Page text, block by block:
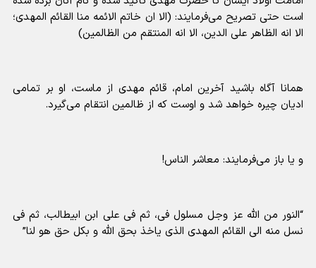
است حتی تصریح می‌فرمایند: (الا ان خاتم الائمه منا القائم المهدی؛
الا انه الظاهر علی الدین، الا انه المنتقم من الظالمین)
همانا آگاه باشید آخرین امام، قائم مهدی از ماست، او بر تمامی
ادیان چیره خواهد شد و اوست که از ظالمین انتقام می‌گیرد.
و یا باز می‌فرمایند: معاشر الناس!
“النور من الله عز وجل مسلول فی، ثم فی علی ابن ابیطالب، ثم فی
نسل منه الی القائم المهدی الذی یاخذ بحق الله و بکل حق هو لنا”